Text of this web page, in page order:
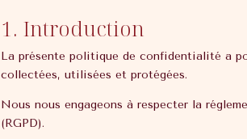
1. Introduction
La présente politique de confidentialité a
collectées, utilisées et protégées.
Nous nous engageons à respecter la
(RGPD).